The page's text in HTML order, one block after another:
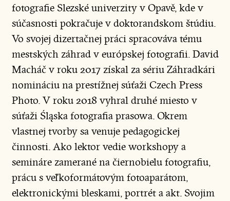
fotografie Slezské univerzity v Opavě, kde v
súčasnosti pokračuje v doktorandskom štúdiu.
Vo svojej dizertačnej práci spracováva tému
mestských záhrad v európskej fotografii. David
Macháč v roku 2017 získal za sériu Záhradkári
nomináciu na prestížnej súťaži Czech Press
Photo. V roku 2018 vyhral druhé miesto v
súťaži Śląska fotografia prasowa. Okrem
vlastnej tvorby sa venuje pedagogickej
činnosti. Ako lektor vedie workshopy a
semináre zamerané na čiernobielu fotografiu,
prácu s veľkoformátovým fotoaparátom,
elektronickými bleskami, portrét a akt. Svojim